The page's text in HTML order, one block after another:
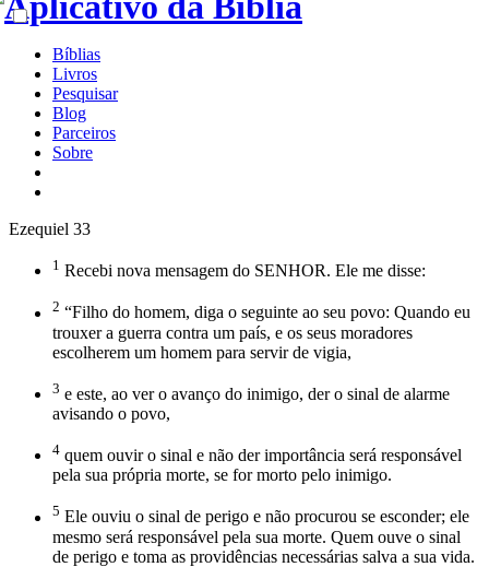
Bíblias
Livros
Pesquisar
Blog
Parceiros
Sobre
Ezequiel 33
1 Recebi nova mensagem do SENHOR. Ele me disse:
2 “Filho do homem, diga o seguinte ao seu povo: Quando eu
trouxer a guerra contra um país, e os seus moradores
escolherem um homem para servir de vigia,
3 e este, ao ver o avanço do inimigo, der o sinal de alarme
avisando o povo,
4 quem ouvir o sinal e não der importância será responsável
pela sua própria morte, se for morto pelo inimigo.
5 Ele ouviu o sinal de perigo e não procurou se esconder; ele
mesmo será responsável pela sua morte. Quem ouve o sinal
de perigo e toma as providências necessárias salva a sua vida.